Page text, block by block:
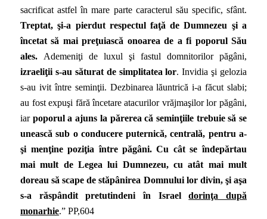
sacrificat astfel în mare parte caracterul său specific, sfânt.
Treptat, şi-a pierdut respectul faţă de Dumnezeu şi a
încetat să mai preţuiască onoarea de a fi poporul Său
ales. Ademeniţi de luxul şi fastul domnitorilor păgâni,
izraeliţii s-au săturat de simplitatea lor. Invidia şi gelozia
s-au ivit între seminţii. Dezbinarea lăuntrică i-a făcut slabi;
au fost expuşi fără încetare atacurilor vrăjmaşilor lor păgâni,
iar poporul a ajuns la părerea că seminţiile trebuie să se
unească sub o conducere puternică, centrală, pentru a-
şi menţine poziţia între păgâni. Cu cât se îndepărtau
mai mult de Legea lui Dumnezeu, cu atât mai mult
doreau să scape de stăpânirea Domnului lor divin, şi aşa
s-a răspândit pretutindeni în Israeldorinţa după
monarhie.” PP,604